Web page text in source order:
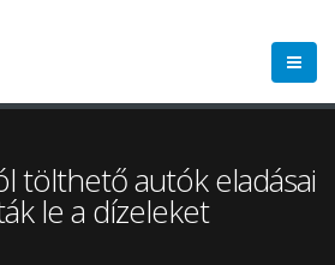
tölthető autók eladásai
le a dízeleket